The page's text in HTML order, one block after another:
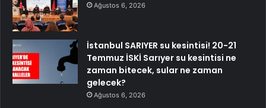
Ağustos 6, 2026
İstanbul SARIYER su kesintisi! 20-21
Temmuz İSKİ Sarıyer su kesintisi ne
zaman bitecek, sular ne zaman
gelecek?
Ağustos 6, 2026